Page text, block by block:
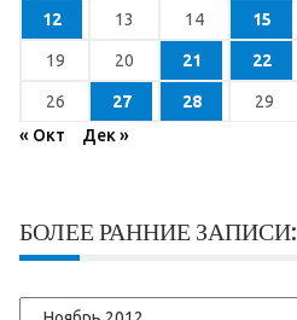
12 13 14 15
19 20 21 22
26 27 28 29
« Окт
Дек »
БОЛЕЕ РАННИЕ ЗАПИСИ:
Более